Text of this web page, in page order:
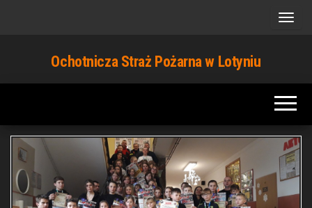
Ochotnicza Straż Pożarna w Lotyniu